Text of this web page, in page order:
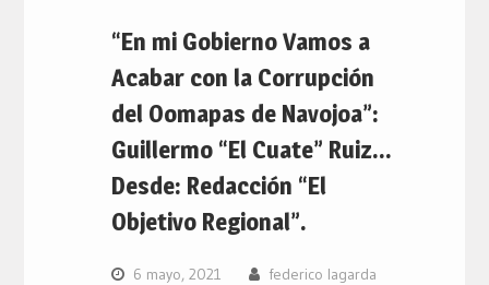
“En mi Gobierno Vamos a
Acabar con la Corrupción
del Oomapas de Navojoa”:
Guillermo “El Cuate” Ruiz…
Desde: Redacción “El
Objetivo Regional”.
6 mayo, 2021
federico lagarda